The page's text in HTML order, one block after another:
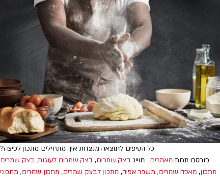
כל הטיפים לתוצאה מנצחת איך מתחילים מתכון לפיצה?
פורסם תחת מאמרים תוייג בצק שמרים, בצק שמרים לעוגות, בצק שמרים
מתכון, מאפה שמרים, משפר אפיה, מתכון לבצק שמרים, מתכון שמרים, מתכוני